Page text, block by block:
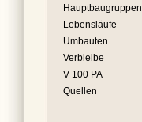
Hauptbaugruppen
Lebensläufe
Umbauten
Verbleibe
V 100 PA
Quellen